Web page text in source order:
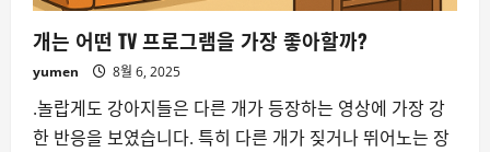
개는 어떤 TV 프로그램을 가장 좋아할까?
yumen 8월 6, 2025
.놀랍게도 강아지들은 다른 개가 등장하는 영상에 가장 강
한 반응을 보였습니다. 특히 다른 개가 짖거나 뛰어노는 장